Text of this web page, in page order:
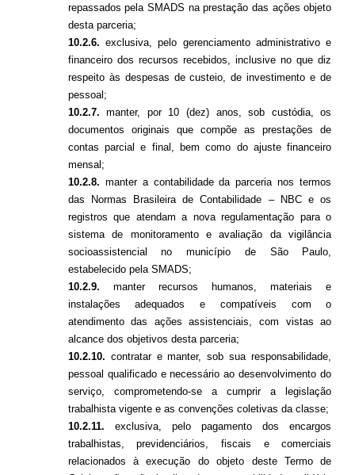
repassados pela SMADS na prestação das ações objeto
desta parceria;
10.2.6. exclusiva, pelo gerenciamento administrativo e
financeiro dos recursos recebidos, inclusive no que diz
respeito às despesas de custeio, de investimento e de
pessoal;
10.2.7. manter, por 10 (dez) anos, sob custódia, os
documentos originais que compõe as prestações de
contas parcial e final, bem como do ajuste financeiro
mensal;
10.2.8. manter a contabilidade da parceria nos termos
das Normas Brasileira de Contabilidade – NBC e os
registros que atendam a nova regulamentação para o
sistema de monitoramento e avaliação da vigilância
socioassistencial no município de São Paulo,
estabelecido pela SMADS;
10.2.9. manter recursos humanos, materiais e
instalações adequados e compatíveis com o
atendimento das ações assistenciais, com vistas ao
alcance dos objetivos desta parceria;
10.2.10. contratar e manter, sob sua responsabilidade,
pessoal qualificado e necessário ao desenvolvimento do
serviço, comprometendo-se a cumprir a legislação
trabalhista vigente e as convenções coletivas da classe;
10.2.11. exclusiva, pelo pagamento dos encargos
trabalhistas, previdenciários, fiscais e comerciais
relacionados à execução do objeto deste Termo de